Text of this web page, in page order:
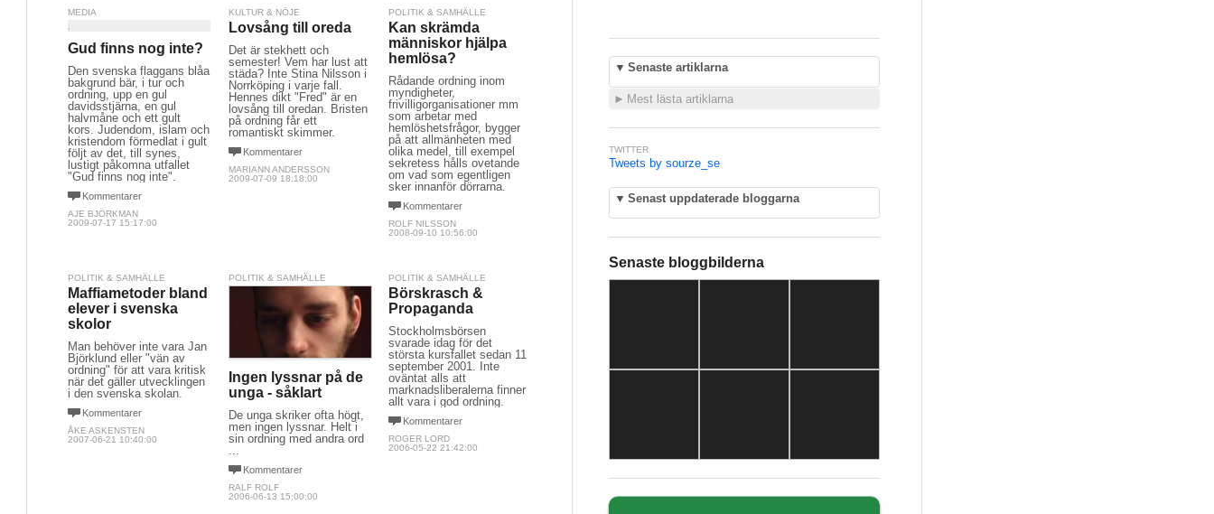
MEDIA
Gud finns nog inte?
Den svenska flaggans blåa
bakgrund bär, i tur och
ordning, upp en gul
davidsstjärna, en gul
halvmåne och ett gult
kors. Judendom, islam och
kristendom förmedlat i gult
följt av det, till synes,
lustigt påkomna utfallet
"Gud finns nog inte".
Kommentarer
AJE BJÖRKMAN
2009-07-17 15:17:00
KULTUR & NÖJE
Lovsång till oreda
Det är stekhett och
semester! Vem har lust att
städa? Inte Stina Nilsson i
Norrköping i varje fall.
Hennes dikt "Fred" är en
lovsång till oredan. Bristen
på ordning får ett
romantiskt skimmer.
Kommentarer
MARIANN ANDERSSON
2009-07-09 18:18:00
POLITIK & SAMHÄLLE
Kan skrämda
människor hjälpa
hemlösa?
Rådande ordning inom
myndigheter,
frivilligorganisationer mm
som arbetar med
hemlöshetsfrågor, bygger
på att allmänheten med
olika medel, till exempel
sekretess hålls ovetande
om vad som egentligen
sker innanför dörrarna.
Kommentarer
ROLF NILSSON
2008-09-10 10:56:00
POLITIK & SAMHÄLLE
Maffiametoder bland
elever i svenska
skolor
Man behöver inte vara Jan
Björklund eller "vän av
ordning" för att vara kritisk
när det gäller utvecklingen
i den svenska skolan.
Kommentarer
ÅKE ASKENSTEN
2007-06-21 10:40:00
POLITIK & SAMHÄLLE
Ingen lyssnar på de
unga - såklart
De unga skriker ofta högt,
men ingen lyssnar. Helt i
sin ordning med andra ord
Kommentarer
RALF ROLF
2006-06-13 15:00:00
POLITIK & SAMHÄLLE
Börskrasch &
Propaganda
Stockholmsbörsen
svarade idag för det
största kursfallet sedan 11
september 2001. Inte
oväntat alls att
marknadsliberalerna finner
allt vara i god ordning.
Kommentarer
ROGER LORD
2006-05-22 21:42:00
▼ Senaste artiklarna
► Mest lästa artiklarna
TWITTER
Tweets by sourze_se
▼ Senast uppdaterade bloggarna
Senaste bloggbilderna